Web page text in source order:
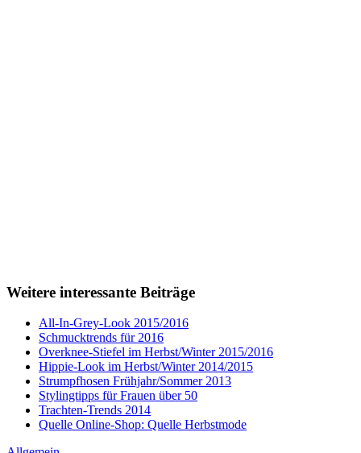
Weitere interessante Beiträge
All-In-Grey-Look 2015/2016
Schmucktrends für 2016
Overknee-Stiefel im Herbst/Winter 2015/2016
Hippie-Look im Herbst/Winter 2014/2015
Strumpfhosen Frühjahr/Sommer 2013
Stylingtipps für Frauen über 50
Trachten-Trends 2014
Quelle Online-Shop: Quelle Herbstmode